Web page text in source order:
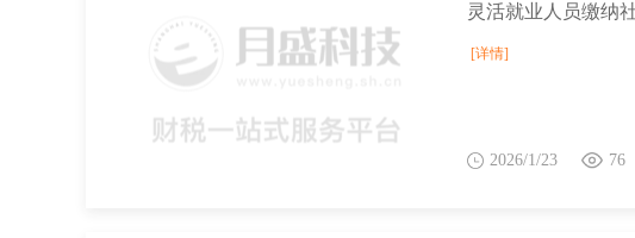
灵活就业人员缴纳
[详情]
2026/1/23 76